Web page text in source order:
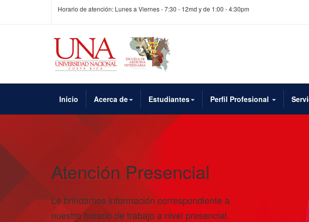
Horario de atención: Lunes a Viernes - 7:30 - 12md y de 1:00 - 4:30pm
Inicio Acerca de Estudiantes Perfil Profesional
Atención Presencial
Le brindamos información correspondiente a
nuestro horario de trabajo a nivel presencial.